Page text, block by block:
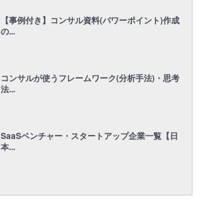
【事例付き】コンサル資料(パワーポイント)作成
の...
コンサルが使うフレームワーク(分析手法)・思考
法...
SaaSベンチャー・スタートアップ企業一覧【日
本...